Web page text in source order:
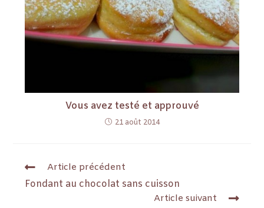
Vous avez testé et approuvé
21 août 2014
Article précédent
Fondant au chocolat sans cuisson
Article suivant